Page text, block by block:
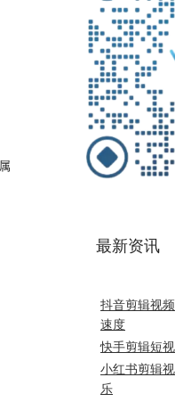
最新资讯
抖音剪辑视
速度
快手剪辑短
小红书剪辑
乐